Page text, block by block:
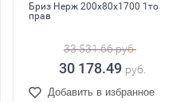
Бриз Нерж 200x80x1700 1то
прав
33 531.66руб.
30 178.49 руб.
Добавить в избранное